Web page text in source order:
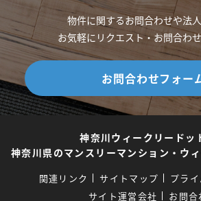
物件に関するお問合わせや法人
お気軽にリクエスト・お問合わ
お問合わせフォー
神奈川ウィークリードッ
神奈川県のマンスリーマンション・ウ
関連リンク サイトマップ
プラ
サイト運営会社
お問合